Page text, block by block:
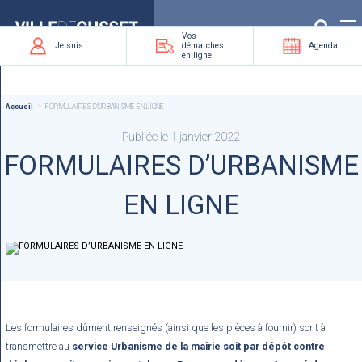
vous
Je suis
Vos
démarches
en ligne
Agenda
Accueil FORMULAIRES D’URBANISME EN LIGNE
Publiée le 1 janvier 2022
FORMULAIRES D’URBANISME
EN LIGNE
Les formulaires dûment renseignés (ainsi que les pièces à fournir) sont à
transmettre au service Urbanisme de la mairie soit par dépôt contre